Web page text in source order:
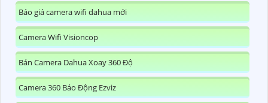
Báo giá camera wifi dahua mới
Camera Wifi Visioncop
Bán Camera Dahua Xoay 360 Độ
Camera 360 Báo Động Ezviz